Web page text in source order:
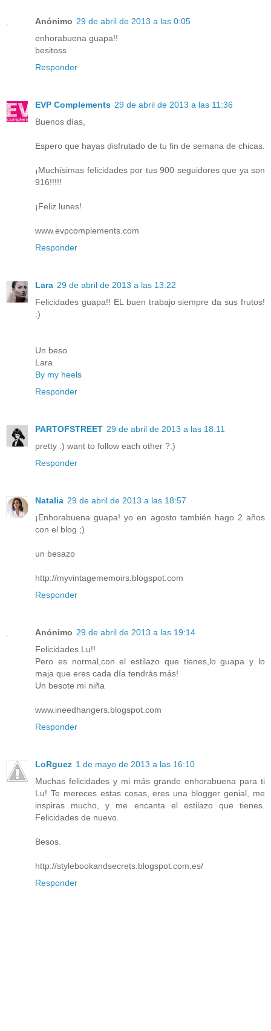
Anónimo 29 de abril de 2013 a las 0:05
enhorabuena guapa!!
besitoss
Responder
EVP Complements 29 de abril de 2013 a las 11:36
Buenos días,
Espero que hayas disfrutado de tu fin de semana de chicas.
¡Muchísimas felicidades por tus 900 seguidores que ya son
916!!!!!
¡Feliz lunes!
www.evpcomplements.com
Responder
Lara 29 de abril de 2013 a las 13:22
Felicidades guapa!! EL buen trabajo siempre da sus frutos!
:)
Un beso
Lara
By my heels
Responder
PARTOFSTREET 29 de abril de 2013 a las 18:11
pretty :) want to follow each other ?:)
Responder
Natalia 29 de abril de 2013 a las 18:57
¡Enhorabuena guapa! yo en agosto también hago 2 años
con el blog ;)
un besazo
http://myvintagememoirs.blogspot.com
Responder
Anónimo 29 de abril de 2013 a las 19:14
Felicidades Lu!!
Pero es normal,con el estilazo que tienes,lo guapa y lo
maja que eres cada día tendrás más!
Un besote mi niña
www.ineedhangers.blogspot.com
Responder
LoRguez 1 de mayo de 2013 a las 16:10
Muchas felicidades y mi más grande enhorabuena para ti
Lu! Te mereces estas cosas, eres una blogger genial, me
inspiras mucho, y me encanta el estilazo que tienes.
Felicidades de nuevo.
Besos.
http://stylebookandsecrets.blogspot.com.es/
Responder